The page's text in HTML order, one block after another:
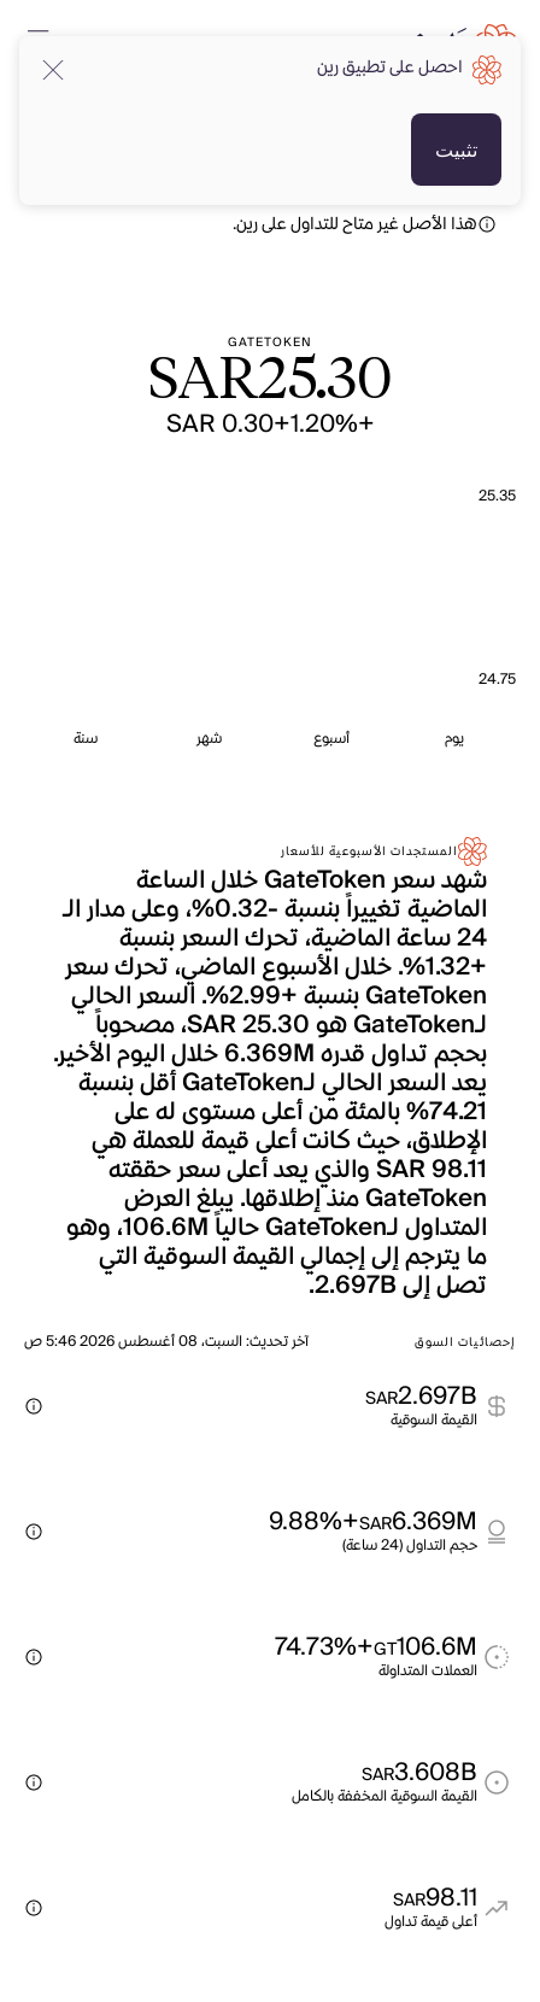
هذا الأصل غير متاح للتداول على رين.
GATETOKEN
SAR25.30
+1.20%
+SAR 0.30
25.35
24.75
يوم أسبوع شهر سنة
المستجدات الأسبوعية للأسعار
شهد سعر GateToken خلال الساعة
الماضية تغييراً بنسبة -0.32%، وعلى مدار الـ
24 ساعة الماضية، تحرك السعر بنسبة
+1.32%. خلال الأسبوع الماضي، تحرك سعر
GateToken بنسبة +2.99%. السعر الحالي
لـGateToken هو SAR 25.30، مصحوباً
بحجم تداول قدره 6.369M خلال اليوم الأخير.
يعد السعر الحالي لـGateToken أقل بنسبة
74.21% بالمئة من أعلى مستوى له على
الإطلاق، حيث كانت أعلى قيمة للعملة هي
SAR 98.11 والذي يعد أعلى سعر حققته
GateToken منذ إطلاقها. يبلغ العرض
المتداول لـGateToken حالياً 106.6M، وهو
ما يترجم إلى إجمالي القيمة السوقية التي
تصل إلى 2.697B.
إحصائيات السوق آخر تحديث:السبت، 08 أغسطس 2026 5:46 ص
2.697B
SAR
القيمة السوقية
6.369M
SAR
+9.88%
حجم التداول (24 ساعة)
106.6M
GT
+74.73%
العملات المتداولة
3.608B
SAR
القيمة السوقية المخففة بالكامل
98.11
SAR
أعلى قيمة تداول
احصل على تطبيق رين
تثبيت